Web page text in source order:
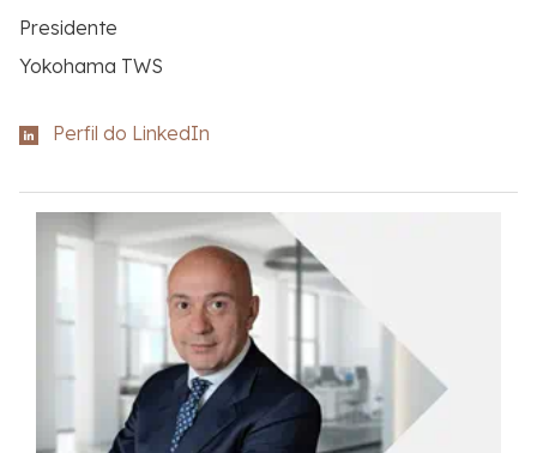
Presidente
Yokohama TWS
Perfil do LinkedIn